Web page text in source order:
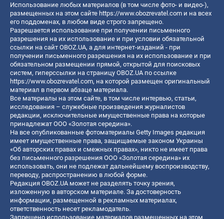
Использование любых материалов (в том числе фото- и видео-),
размещенных на этом сайте https://www.obozrevatel.com и на всех
его поддоменах, в любом виде строго запрещено.
Разрешается использование при получении письменного
разрешения на их использование и при условии обязательной
ссылки на сайт OBOZ.UA, а для интернет-изданий - при
получении письменного разрешения на их использование и при
обязательном размещении прямой, открытой для поисковых
систем, гиперссылки на страницу OBOZ.UA по ссылке
https://www.obozrevatel.com, на которой размещен оригинальный
материал в первом абзаце материала.
Все материалы на этом сайте, в том числе интервью, статьи,
исследования – служебные произведения журналистов
редакции, исключительные имущественные права на которые
принадлежат ООО «Золотая середина».
На все опубликованные фотоматериалы Getty Images редакция
имеет имущественные права, защищаемые законом Украины
«Об авторских правах и смежных правах», никто не имеет права
без письменного разрешения ООО «Золотая середина» их
использовать, они не подлежат дальнейшему воспроизводству,
переводу, распространению в любой форме.
Редакция OBOZ.UA может не разделять точку зрения,
изложенную в авторском материале. За достоверность
информации, размещенной в рекламных материалах,
ответственность несет рекламодатель.
Запрещено использование материалов размещенных на этом